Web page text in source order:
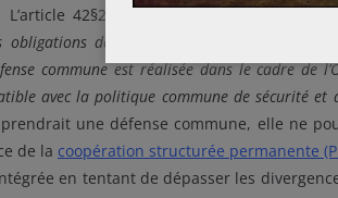
42§2 du Traité sur l’Union
obligations découlant du traité de
commune est réalisée dans le cadre de
avec la politique commune de sécurité et
une défense commune, elle ne
de la coopération structurée permanente
en tentant de dépasser les